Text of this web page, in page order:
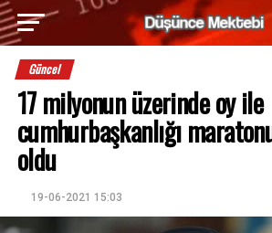
Güncel
17 milyonun üzerinde oy ile
cumhurbaşkanlığı
oldu
19-06-2021 15:03